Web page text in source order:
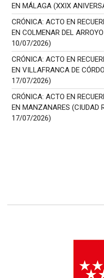
EN MÁLAGA (XXIX
CRÓNICA: ACTO EN
EN COLMENAR DEL
10/07/2026)
CRÓNICA: ACTO EN
EN VILLAFRANCA DE
17/07/2026)
CRÓNICA: ACTO EN
EN MANZANARES (CIUDAD
17/07/2026)